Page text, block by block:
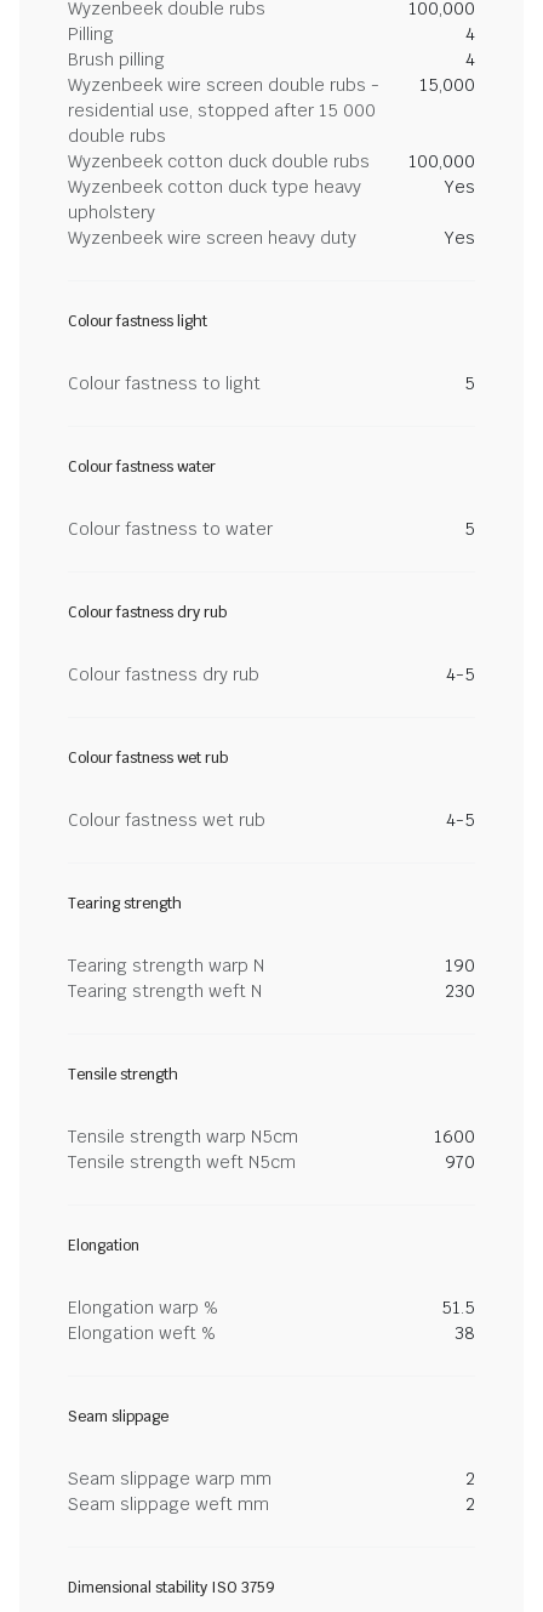
Wyzenbeek double rubs
100,000
Pilling
4
Brush pilling
4
Wyzenbeek wire screen double rubs -
residential use, stopped after 15 000
double rubs
15,000
Wyzenbeek cotton duck double rubs
100,000
Wyzenbeek cotton duck type heavy
upholstery
Yes
Wyzenbeek wire screen heavy duty Yes
Colour fastness light
Colour fastness to light 5
Colour fastness water
Colour fastness to water 5
Colour fastness dry rub
Colour fastness dry rub 4-5
Colour fastness wet rub
Colour fastness wet rub 4-5
Tearing strength
Tearing strength warp N
190
Tearing strength weft N
230
Tensile strength
Tensile strength warp N5cm
1600
Tensile strength weft N5cm
970
Elongation
Elongation warp %
51.5
Elongation weft %
38
Seam slippage
Seam slippage warp mm
2
Seam slippage weft mm
2
Dimensional stability ISO 3759